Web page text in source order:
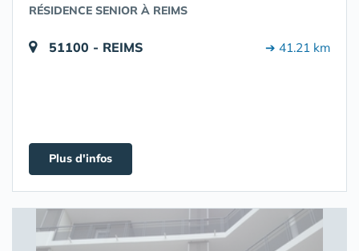
RÉSIDENCE SENIOR À REIMS
51100 - REIMS ➔ 41.21 km
Plus d'infos